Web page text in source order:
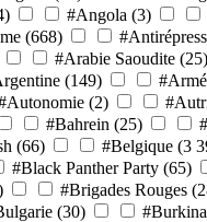
#Angola (3)
(668)
#Arabie Saoudite (25)
(149)
(2)
#Bahrein (25)
(66) #Belgique (3
#Black Panther Party (65)
#Brigades Rouges
(30)